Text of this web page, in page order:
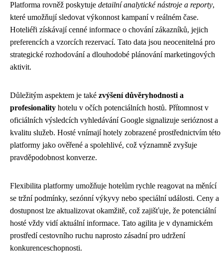
Platforma rovněž poskytuje detailní analytické nástroje a reporty,
které umožňují sledovat výkonnost kampaní v reálném čase.
Hoteliéři získávají cenné informace o chování zákazníků, jejich
preferencích a vzorcích rezervací. Tato data jsou neocenitelná pro
strategické rozhodování a dlouhodobé plánování marketingových
aktivit.
Důležitým aspektem je také zvýšení důvěryhodnosti a
profesionality hotelu v očích potenciálních hostů. Přítomnost v
oficiálních výsledcích vyhledávání Google signalizuje serióznost a
kvalitu služeb. Hosté vnímají hotely zobrazené prostřednictvím této
platformy jako ověřené a spolehlivé, což významně zvyšuje
pravděpodobnost konverze.
Flexibilita platformy umožňuje hotelům rychle reagovat na měnící
se tržní podmínky, sezónní výkyvy nebo speciální události. Ceny a
dostupnost lze aktualizovat okamžitě, což zajišťuje, že potenciální
hosté vždy vidí aktuální informace. Tato agilita je v dynamickém
prostředí cestovního ruchu naprosto zásadní pro udržení
konkurenceschopnosti.